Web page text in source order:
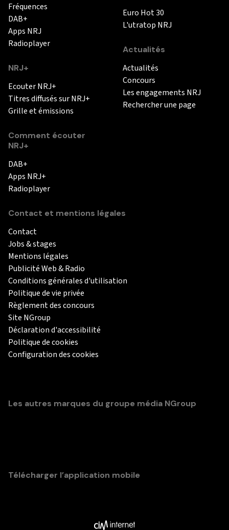
Fréquences
DAB+
Apps NRJ
Radioplayer
NRJ+
Ecouter NRJ+
Titres diffusés sur NRJ+
Grille et émissions
Comment écouter
NRJ+
DAB+
Apps NRJ+
Radioplayer
Euro Hot 30
L'utratop NRJ
Actualités
Actualités
Concours
Les engagements NRJ
Rechercher une page
Contact et mentions légales
Contact
Jobs & stages
Mentions légales
Publicité Web & Radio
Conditions générales d'utilisation
Politique de vie privée
Règlement des concours
Site NGroup
Déclaration d'accessibilité
Politique de cookies
Configuration des cookies
Les autres marques du groupe média NGroup
Télécharger l’application mobile